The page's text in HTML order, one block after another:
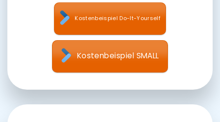
Kostenbeispiel Do-It-Yourself
Kostenbeispiel SMALL